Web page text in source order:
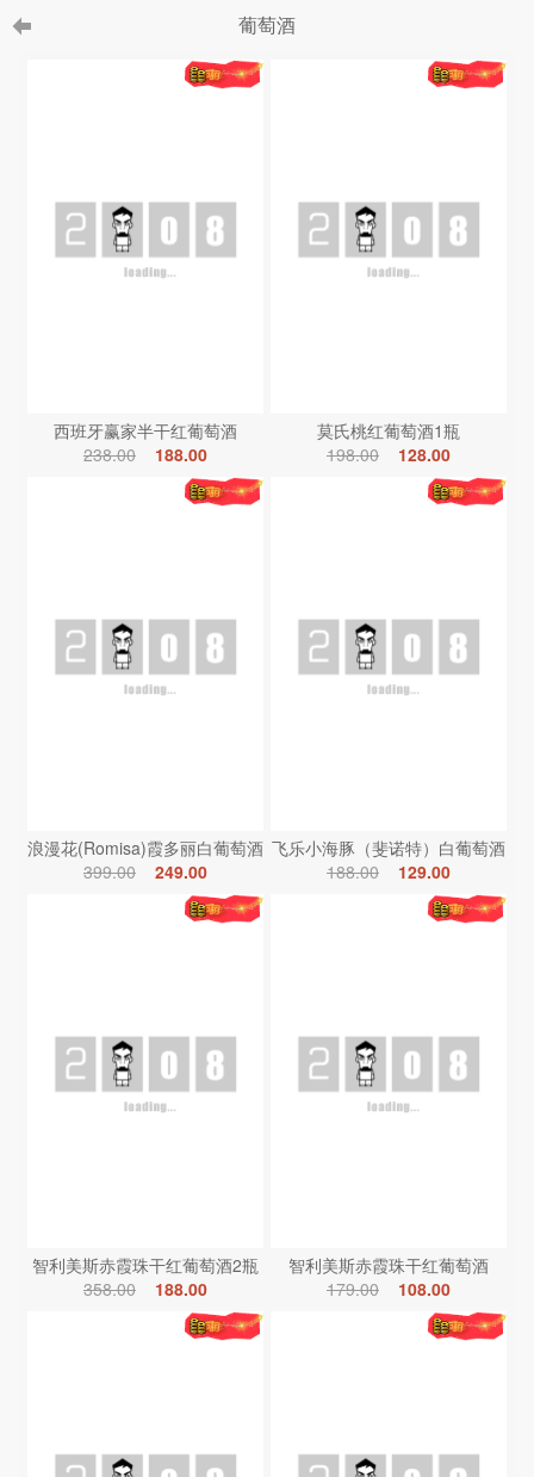
葡萄酒
西班牙赢家半干红葡萄酒
238.00
188.00
莫氏桃红葡萄酒1瓶
198.00
128.00
浪漫花(Romisa)霞多丽白葡萄酒
399.00
249.00
飞乐小海豚（斐诺特）白葡萄酒
188.00
129.00
智利美斯赤霞珠干红葡萄酒2瓶
358.00
188.00
智利美斯赤霞珠干红葡萄酒
179.00
108.00